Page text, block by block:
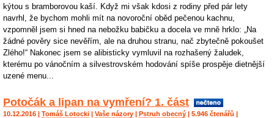
kýtou s bramborovou kaší. Když mi však kdosi z rodiny před pár lety
navrhl, že bychom mohli mít na novoroční oběd pečenou kachnu,
vzpomněl jsem si hned na nebožku babičku a docela ve mně hrklo: „Na
žádné pověry sice nevěřím, ale na druhou stranu, nač zbytečně pokoušet
Zlého!“ Nakonec jsem se alibisticky vymluvil na rozhašený žaludek,
kterému po vánočním a silvestrovském hodování spíše prospěje dietnější
uzené menu...
Potočák a lipan na vymření? 1. část
10.12.2016 | Tomáš Lotocki | Vaše názory | Pstruh obecný | 5.946 čtenářů |